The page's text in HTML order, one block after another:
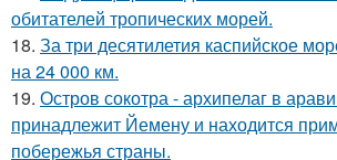
обитателей тропических морей.
18. За три десятилетия каспийское
на 24 000 км.
19. Остров сокотра - архипелаг в
принадлежит Йемену и находится
побережья страны.